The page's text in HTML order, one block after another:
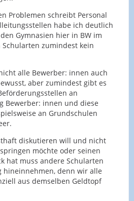
Problemen schreibt Personal
habe ich deutlich
Gymnasien hier in BW im
zumindest kein
alle Bewerber: innen auch
aber zumindest gibt es
an
Bewerber: innen und diese
an Grundschulen
diskutieren will und nicht
möchte oder seinen
hat muss andere Schularten
hineinnehmen, denn wir alle
aus demselben Geldtopf